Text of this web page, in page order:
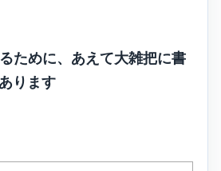
ために、あえて大雑把に書
ります